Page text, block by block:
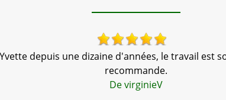
depuis une dizaine d'années, le travail est
recommande.
De virginieV